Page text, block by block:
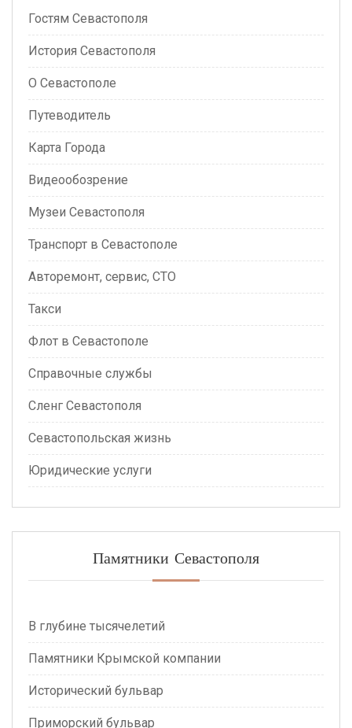
Гостям Севастополя
История Севастополя
О Севастополе
Путеводитель
Карта Города
Видеообозрение
Музеи Севастополя
Транспорт в Севастополе
Авторемонт, сервис, СТО
Такси
Флот в Севастополе
Справочные службы
Сленг Севастополя
Севастопольская жизнь
Юридические услуги
Памятники Севастополя
В глубине тысячелетий
Памятники Крымской компании
Исторический бульвар
Приморский бульвар